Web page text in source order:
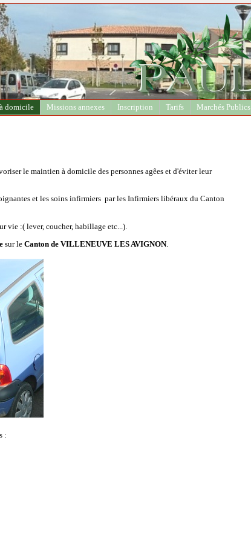
domicile Missions annexes Inscription Tarifs Marchés Publics
le maintien à domicile des personnes agêes et d'éviter leur
et les soins infirmiers par les Infirmiers libéraux du Canton
vie :( lever, coucher, habillage etc...).
sur le Canton de VILLENEUVE LES AVIGNON.
: